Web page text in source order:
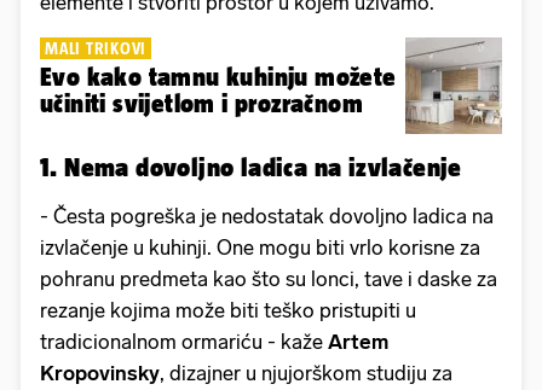
MALI TRIKOVI
Evo kako tamnu kuhinju možete
učiniti svijetlom i prozračnom
1. Nema dovoljno ladica na izvlačenje
- Česta pogreška je nedostatak dovoljno ladica na
izvlačenje u kuhinji. One mogu biti vrlo korisne za
pohranu predmeta kao što su lonci, tave i daske za
rezanje kojima može biti teško pristupiti u
tradicionalnom ormariću - kaže Artem
Kropovinsky, dizajner u njujorškom studiju za